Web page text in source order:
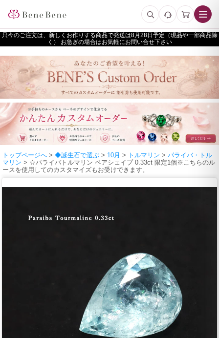
只今のご注文は、新しくお作りする商品で発送は
予定（現品や一部商品除
く） お急ぎの場合はお気軽にお問い合せ下さい
トップページへ > ◆誕生石で選ぶ > 10月 > トルマリン > パライバ・トル
マリン > ☆パライバトルマリン ペアシェイプ 0.33ct 限定1個※こちらのル
ースを使用してのカスタマイズもお受けできます。